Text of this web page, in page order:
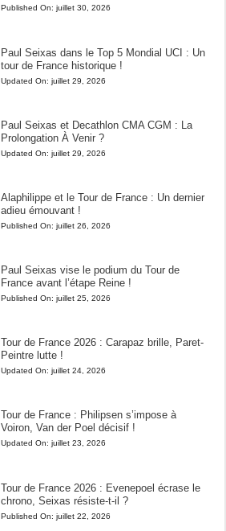
Published On: juillet 30, 2026
Paul Seixas dans le Top 5 Mondial UCI : Un
tour de France historique !
Updated On: juillet 29, 2026
Paul Seixas et Decathlon CMA CGM : La
Prolongation À Venir ?
Updated On: juillet 29, 2026
Alaphilippe et le Tour de France : Un dernier
adieu émouvant !
Published On: juillet 26, 2026
Paul Seixas vise le podium du Tour de
France avant l’étape Reine !
Published On: juillet 25, 2026
Tour de France 2026 : Carapaz brille, Paret-
Peintre lutte !
Updated On: juillet 24, 2026
Tour de France : Philipsen s’impose à
Voiron, Van der Poel décisif !
Updated On: juillet 23, 2026
Tour de France 2026 : Evenepoel écrase le
chrono, Seixas résiste-t-il ?
Published On: juillet 22, 2026